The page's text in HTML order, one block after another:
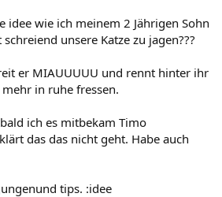
idee wie ich meinem 2 Jährigen Sohn
unsere Katze zu jagen???
er MIAUUUUU und rennt hinter ihr
in ruhe fressen.
ich es mitbekam Timo
das das nicht geht. Habe auch
tips. :idee